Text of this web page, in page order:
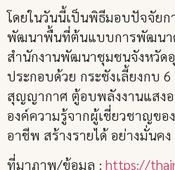
โดยในวันนี้เป็นพิธีมอบปัจจัย
พัฒนาพื้นที่ต้นแบบการพัฒนาคุ
สำนักงานพัฒนาชุมชนจังหวัด
ประกอบด้วย กระชังเลี้ยงกบ
สุญญากาศ ตู้อบพลังงานแสงอ
องค์ความรู้จากผู้เชี่ยวชาญขอ
อาชีพ สร้างรายได้ อย่างมั่นค
ที่มาภาพ/ข้อมูล : https://